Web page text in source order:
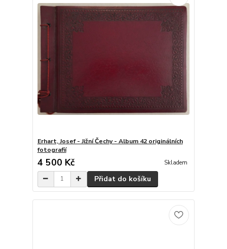
Erhart, Josef - Jižní Čechy - Album 42 originálních
fotografií
4 500 Kč Skladem
Přidat do košíku